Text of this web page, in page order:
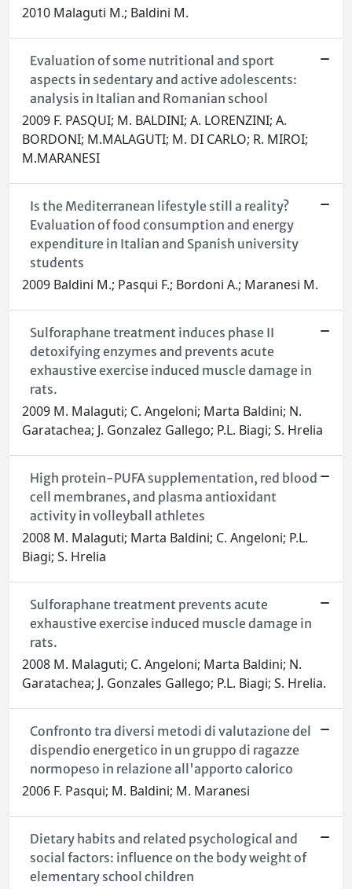
2010 Malaguti M.; Baldini M.
Evaluation of some nutritional and sport
aspects in sedentary and active adolescents:
analysis in Italian and Romanian school
2009 F. PASQUI; M. BALDINI; A. LORENZINI; A.
BORDONI; M.MALAGUTI; M. DI CARLO; R. MIROI;
M.MARANESI
Is the Mediterranean lifestyle still a reality?
Evaluation of food consumption and energy
expenditure in Italian and Spanish university
students
2009 Baldini M.; Pasqui F.; Bordoni A.; Maranesi M.
Sulforaphane treatment induces phase II
detoxifying enzymes and prevents acute
exhaustive exercise induced muscle damage in
rats.
2009 M. Malaguti; C. Angeloni; Marta Baldini; N.
Garatachea; J. Gonzalez Gallego; P.L. Biagi; S. Hrelia
High protein-PUFA supplementation, red blood
cell membranes, and plasma antioxidant
activity in volleyball athletes
2008 M. Malaguti; Marta Baldini; C. Angeloni; P.L.
Biagi; S. Hrelia
Sulforaphane treatment prevents acute
exhaustive exercise induced muscle damage in
rats.
2008 M. Malaguti; C. Angeloni; Marta Baldini; N.
Garatachea; J. Gonzales Gallego; P.L. Biagi; S. Hrelia.
Confronto tra diversi metodi di valutazione del
dispendio energetico in un gruppo di ragazze
normopeso in relazione all'apporto calorico
2006 F. Pasqui; M. Baldini; M. Maranesi
Dietary habits and related psychological and
social factors: influence on the body weight of
elementary school children